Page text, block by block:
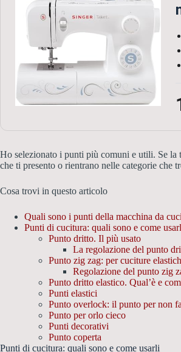
Ho selezionato i punti più comuni e utili. Se la
che ti presento o rientrano nelle categorie che
Cosa trovi in questo articolo
Quali sono i punti della macchina da
Punti di cucitura: quali sono e come
Punto dritto. Il più usato
La regolazione del punto
Punto zig zag: per cuciture
Regolazione del punto zig
Punto dritto elastico. Qual’è e
Punti elastici
Punto overlock: il punto per non
Punto per orlo cieco
Punti decorativi
Punto coperta
Punti di cucitura: quali sono e come usarli